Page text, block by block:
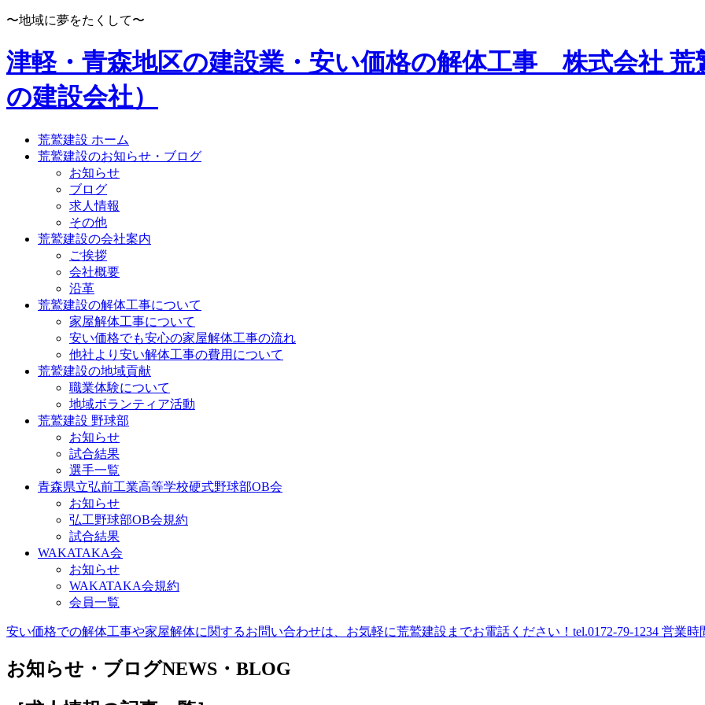
〜地域に夢をたくして〜
津軽・青森地区の建設業・安い価格の解体工事 株式会社 荒
の建設会社）
荒鷲建設 ホーム
荒鷲建設のお知らせ・ブログ
お知らせ
ブログ
求人情報
その他
荒鷲建設の会社案内
ご挨拶
会社概要
沿革
荒鷲建設の解体工事について
家屋解体工事について
安い価格でも安心の家屋解体工事の流れ
他社より安い解体工事の費用について
荒鷲建設の地域貢献
職業体験について
地域ボランティア活動
荒鷲建設 野球部
お知らせ
試合結果
選手一覧
青森県立弘前工業高等学校硬式野球部OB会
お知らせ
弘工野球部OB会規約
試合結果
WAKATAKA会
お知らせ
WAKATAKA会規約
会員一覧
安い価格での解体工事や家屋解体に関するお問い合わせは、お気軽に荒鷲建設までお電話ください！tel.0172-79-1234 営業時
お知らせ・ブログNEWS・BLOG